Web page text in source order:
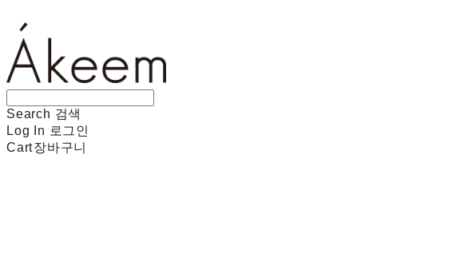
Search 검색
Log In 로그인
Cart장바구니